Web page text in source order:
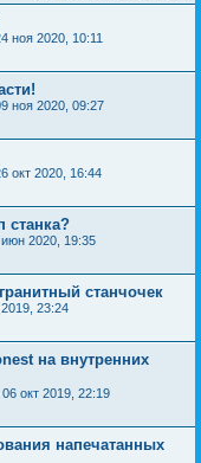
ноя 2020, 10:11
ноя 2020, 09:27
окт 2020, 16:44
станка?
2020, 19:35
станчочек
23:24
на внутренних
06 окт 2019, 22:19
напечатанных